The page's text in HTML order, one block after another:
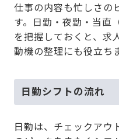
仕事の内容も忙しさの
す。日勤・夜勤・当直
を把握しておくと、求
動機の整理にも役立ち
日勤シフトの流れ
日勤は、チェックアウ